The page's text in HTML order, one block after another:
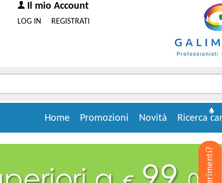
Il mio Account
REGISTRATI
LOG IN
Ricerca
Novità
Promozioni
Home